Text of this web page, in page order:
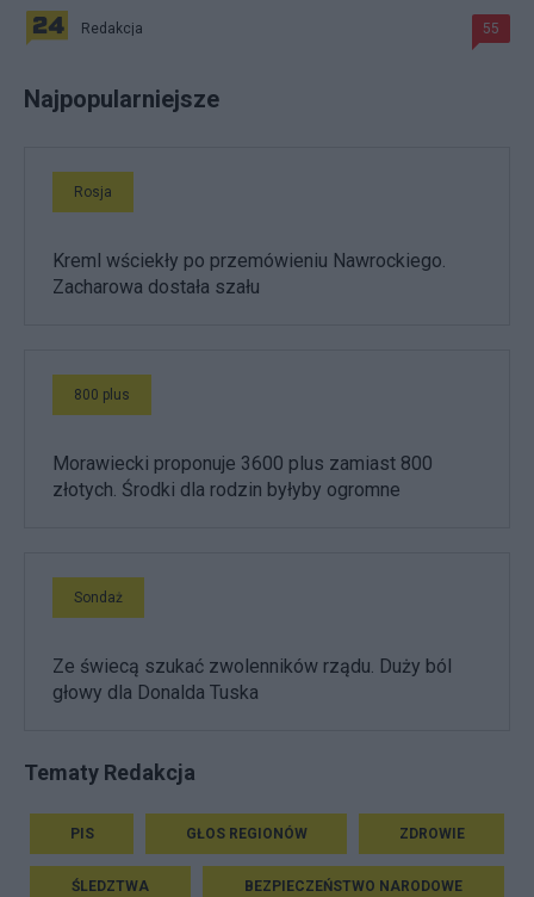
Redakcja 55
Najpopularniejsze
Rosja
Kreml wściekły po przemówieniu Nawrockiego.
Zacharowa dostała szału
800 plus
Morawiecki proponuje 3600 plus zamiast 800
złotych. Środki dla rodzin byłyby ogromne
Sondaż
Ze świecą szukać zwolenników rządu. Duży ból
głowy dla Donalda Tuska
Tematy Redakcja
PIS GŁOS REGIONÓW ZDROWIE
ŚLEDZTWA BEZPIECZEŃSTWO NARODOWE